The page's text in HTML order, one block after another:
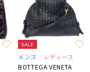
SALE
メンズ
レディース
BOTTEGA VENETA